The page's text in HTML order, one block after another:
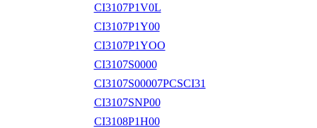
CI3107P1V0L
CI3107P1Y00
CI3107P1YOO
CI3107S0000
CI3107S00007PCSCI31
CI3107SNP00
CI3108P1H00